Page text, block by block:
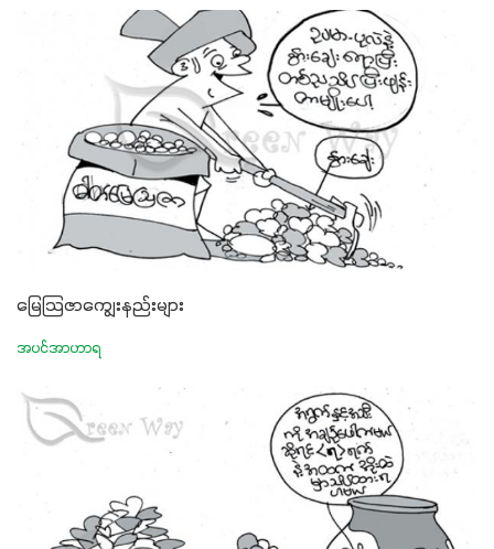
မြေသြဇာကျွေးနည်းများ
အပင်အာဟာရ